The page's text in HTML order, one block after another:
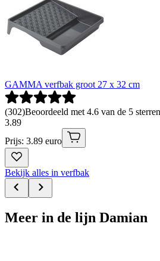
GAMMA verfbak groot 27 x 32 cm
(302)Beoordeeld met 4.6 van de 5
3.89
Prijs: 3.89 euro
Bekijk alles in verfbak
Meer in de lijn Damian